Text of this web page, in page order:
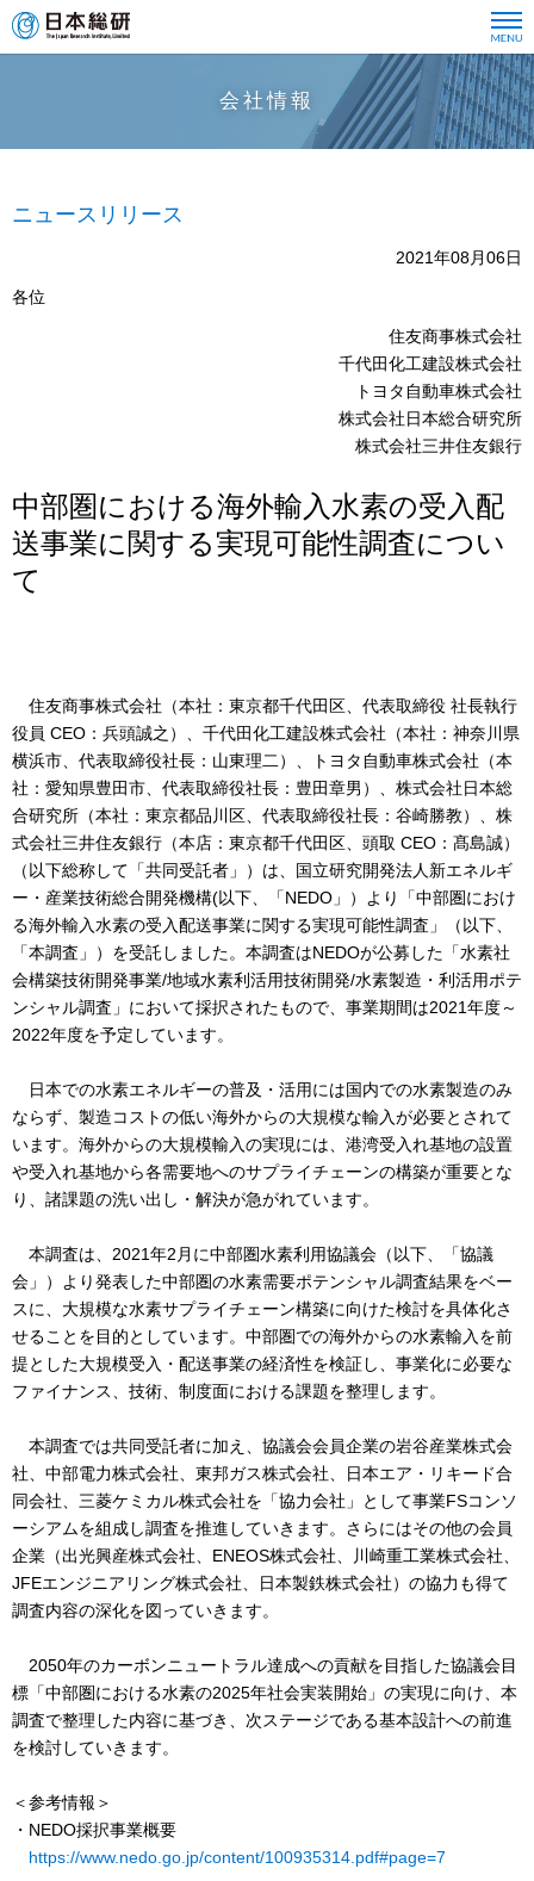
会社情報
ニュースリリース
2021年08月06日
各位
住友商事株式会社
千代田化工建設株式会社
トヨタ自動車株式会社
株式会社日本総合研究所
株式会社三井住友銀行
中部圏における海外輸入水素の受入配
送事業に関する実現可能性調査につい
て
住友商事株式会社（本社：東京都千代田区、代表取締役 社長執行
役員 CEO：兵頭誠之）、千代田化工建設株式会社（本社：神奈川県
横浜市、代表取締役社長：山東理二）、トヨタ自動車株式会社（本
社：愛知県豊田市、代表取締役社長：豊田章男）、株式会社日本総
合研究所（本社：東京都品川区、代表取締役社長：谷崎勝教）、株
式会社三井住友銀行（本店：東京都千代田区、頭取 CEO：髙島誠）
（以下総称して「共同受託者」）は、国立研究開発法人新エネルギ
ー・産業技術総合開発機構(以下、「NEDO」）より「中部圏におけ
る海外輸入水素の受入配送事業に関する実現可能性調査」（以下、
「本調査」）を受託しました。本調査はNEDOが公募した「水素社
会構築技術開発事業/地域水素利活用技術開発/水素製造・利活用ポテ
ンシャル調査」において採択されたもので、事業期間は2021年度～
2022年度を予定しています。
日本での水素エネルギーの普及・活用には国内での水素製造のみ
ならず、製造コストの低い海外からの大規模な輸入が必要とされて
います。海外からの大規模輸入の実現には、港湾受入れ基地の設置
や受入れ基地から各需要地へのサプライチェーンの構築が重要とな
り、諸課題の洗い出し・解決が急がれています。
本調査は、2021年2月に中部圏水素利用協議会（以下、「協議
会」）より発表した中部圏の水素需要ポテンシャル調査結果をベー
スに、大規模な水素サプライチェーン構築に向けた検討を具体化さ
せることを目的としています。中部圏での海外からの水素輸入を前
提とした大規模受入・配送事業の経済性を検証し、事業化に必要な
ファイナンス、技術、制度面における課題を整理します。
本調査では共同受託者に加え、協議会会員企業の岩谷産業株式会
社、中部電力株式会社、東邦ガス株式会社、日本エア・リキード合
同会社、三菱ケミカル株式会社を「協力会社」として事業FSコンソ
ーシアムを組成し調査を推進していきます。さらにはその他の会員
企業（出光興産株式会社、ENEOS株式会社、川崎重工業株式会社、
JFEエンジニアリング株式会社、日本製鉄株式会社）の協力も得て
調査内容の深化を図っていきます。
2050年のカーボンニュートラル達成への貢献を目指した協議会目
標「中部圏における水素の2025年社会実装開始」の実現に向け、本
調査で整理した内容に基づき、次ステージである基本設計への前進
を検討していきます。
＜参考情報＞
・NEDO採択事業概要
https://www.nedo.go.jp/content/100935314.pdf#page=7